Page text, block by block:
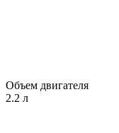
Объем двигателя
2.2 л